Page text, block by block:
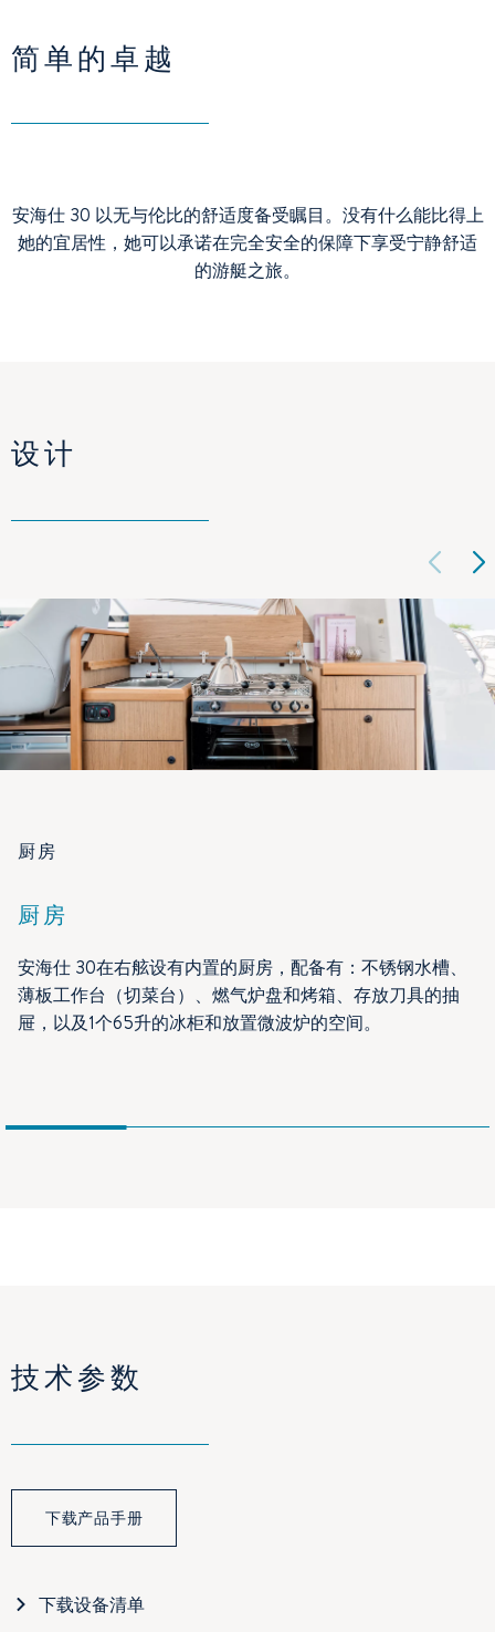
简单的卓越
安海仕 30 以无与伦比的舒适度备受瞩目。没有什么能比得上
她的宜居性，她可以承诺在完全安全的保障下享受宁静舒适
的游艇之旅。
设计
厨房
厨房
安海仕 30在右舷设有内置的厨房，配备有：不锈钢水槽、
薄板工作台（切菜台）、燃气炉盘和烤箱、存放刀具的抽
屉，以及1个65升的冰柜和放置微波炉的空间。
技术参数
下载产品手册
下载设备清单